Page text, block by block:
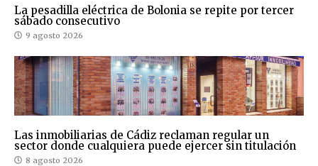
La pesadilla eléctrica de Bolonia se repite por tercer
sábado consecutivo
9 agosto 2026
Las inmobiliarias de Cádiz reclaman regular un
sector donde cualquiera puede ejercer sin titulación
8 agosto 2026